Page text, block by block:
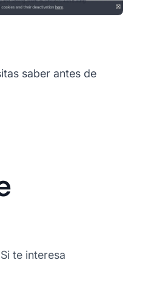
saber antes de
te interesa